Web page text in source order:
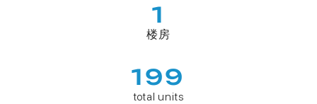
1
楼房
199
total units